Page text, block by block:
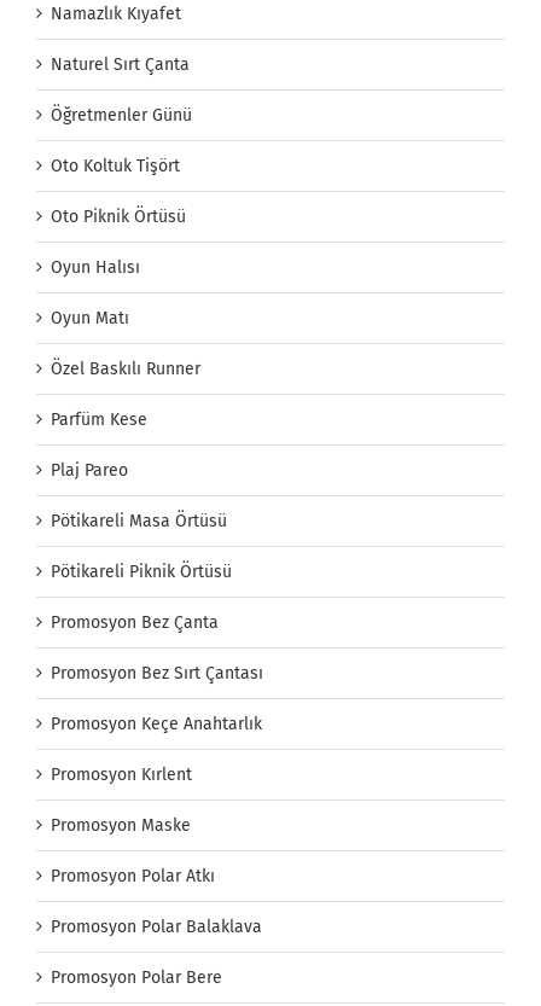
Namazlık Kıyafet
Naturel Sırt Çanta
Öğretmenler Günü
Oto Koltuk Tişört
Oto Piknik Örtüsü
Oyun Halısı
Oyun Matı
Özel Baskılı Runner
Parfüm Kese
Plaj Pareo
Pötikareli Masa Örtüsü
Pötikareli Piknik Örtüsü
Promosyon Bez Çanta
Promosyon Bez Sırt Çantası
Promosyon Keçe Anahtarlık
Promosyon Kırlent
Promosyon Maske
Promosyon Polar Atkı
Promosyon Polar Balaklava
Promosyon Polar Bere